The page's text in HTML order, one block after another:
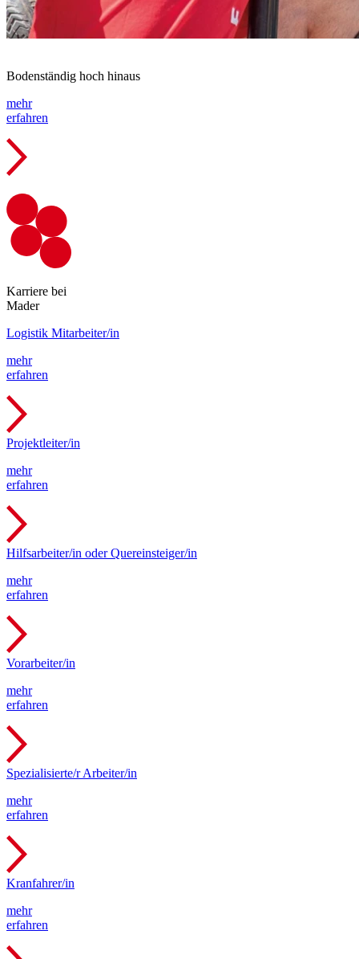
Bodenständig hoch hinaus
mehr
erfahren
Karriere bei
Mader
Logistik Mitarbeiter/in
mehr
erfahren
Projektleiter/in
mehr
erfahren
Hilfsarbeiter/in oder Quereinsteiger/in
mehr
erfahren
Vorarbeiter/in
mehr
erfahren
Spezialisierte/r Arbeiter/in
mehr
erfahren
Kranfahrer/in
mehr
erfahren